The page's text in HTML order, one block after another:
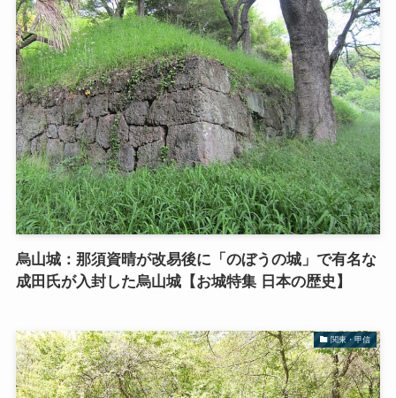
烏山城：那須資晴が改易後に「のぼうの城」で有名な
成田氏が入封した烏山城【お城特集 日本の歴史】
関東・甲信